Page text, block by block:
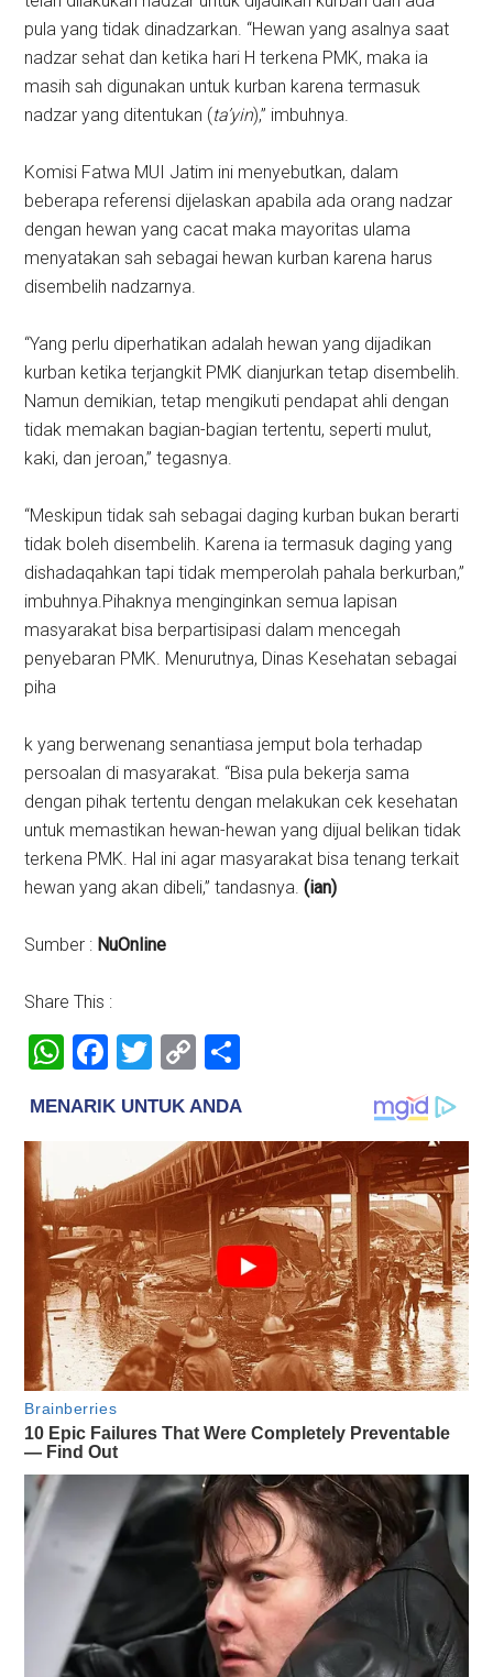
pula yang tidak dinadzarkan. “Hewan yang asalnya saat
nadzar sehat dan ketika hari H terkena PMK, maka ia
masih sah digunakan untuk kurban karena termasuk
nadzar yang ditentukan (ta’yin),” imbuhnya.
Komisi Fatwa MUI Jatim ini menyebutkan, dalam
beberapa referensi dijelaskan apabila ada orang nadzar
dengan hewan yang cacat maka mayoritas ulama
menyatakan sah sebagai hewan kurban karena harus
disembelih nadzarnya.
“Yang perlu diperhatikan adalah hewan yang dijadikan
kurban ketika terjangkit PMK dianjurkan tetap disembelih.
Namun demikian, tetap mengikuti pendapat ahli dengan
tidak memakan bagian-bagian tertentu, seperti mulut,
kaki, dan jeroan,” tegasnya.
“Meskipun tidak sah sebagai daging kurban bukan berarti
tidak boleh disembelih. Karena ia termasuk daging yang
dishadaqahkan tapi tidak memperolah pahala berkurban,”
imbuhnya.Pihaknya menginginkan semua lapisan
masyarakat bisa berpartisipasi dalam mencegah
penyebaran PMK. Menurutnya, Dinas Kesehatan sebagai
piha
k yang berwenang senantiasa jemput bola terhadap
persoalan di masyarakat. “Bisa pula bekerja sama
dengan pihak tertentu dengan melakukan cek kesehatan
untuk memastikan hewan-hewan yang dijual belikan tidak
terkena PMK. Hal ini agar masyarakat bisa tenang terkait
hewan yang akan dibeli,” tandasnya.(ian)
Sumber : NuOnline
Share This :
WhatsApp
Facebook
Twitter
Copy